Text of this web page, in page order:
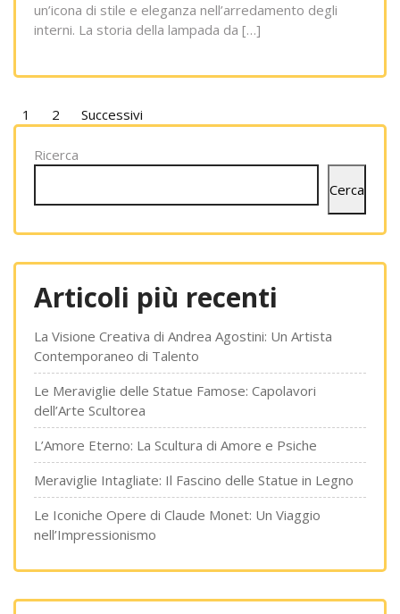
un’icona di stile e eleganza nell’arredamento degli
interni. La storia della lampada da […]
Paginazione
degli
articoli
1 2 Successivi
Ricerca
Cerca
Articoli più recenti
La Visione Creativa di Andrea Agostini: Un Artista
Contemporaneo di Talento
Le Meraviglie delle Statue Famose: Capolavori
dell’Arte Scultorea
L’Amore Eterno: La Scultura di Amore e Psiche
Meraviglie Intagliate: Il Fascino delle Statue in Legno
Le Iconiche Opere di Claude Monet: Un Viaggio
nell’Impressionismo